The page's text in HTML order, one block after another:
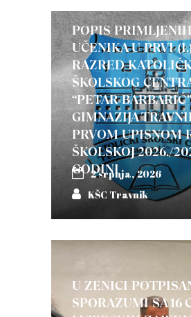
POPIS PRIMLJENIH
UČENIKA U PRVI
RAZRED
ŠKOLSKOG
“PETAR
GIMNAZIJA
PRVOM UPISNOM
ŠKOLSKOJ 2026./
GODINI
2 srpnja, 2026
KŠC Travnik
U ZENICI
SPORAZUMI SA 16